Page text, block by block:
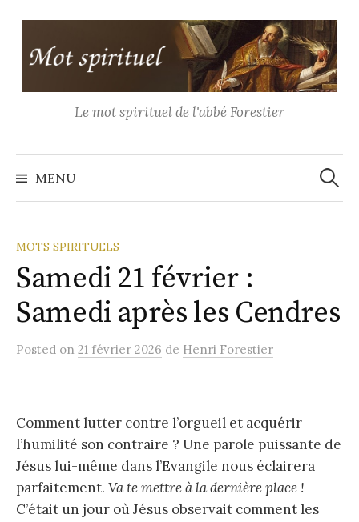
contenu
Le mot spirituel de l'abbé Forestier
MENU
MOTS SPIRITUELS
Samedi 21 février :
Samedi après les Cendres
Posted on 21 février 2026 de Henri Forestier
Comment lutter contre l’orgueil et acquérir
l’humilité son contraire ? Une parole puissante de
Jésus lui-même dans l’Evangile nous éclairera
parfaitement. Va te mettre à la dernière place !
C’était un jour où Jésus observait comment les